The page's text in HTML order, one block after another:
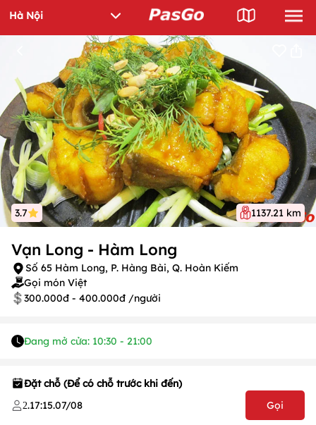
3.7 1137.21 km
Vạn Long - Hàm Long
Số 65 Hàm Long, P. Hàng Bài, Q. Hoàn Kiếm
Gọi món Việt
300.000đ - 400.000đ /người
Đang mở cửa: 10:30 - 21:00
Đặt chỗ (Để có chỗ trước khi đến)
2.17:15.07/08 Gọi